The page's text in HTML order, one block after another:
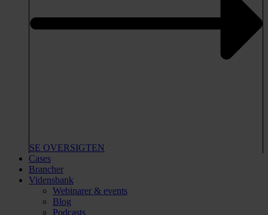
SE OVERSIGTEN
Cases
Brancher
Vidensbank
Webinarer & events
Blog
Podcasts